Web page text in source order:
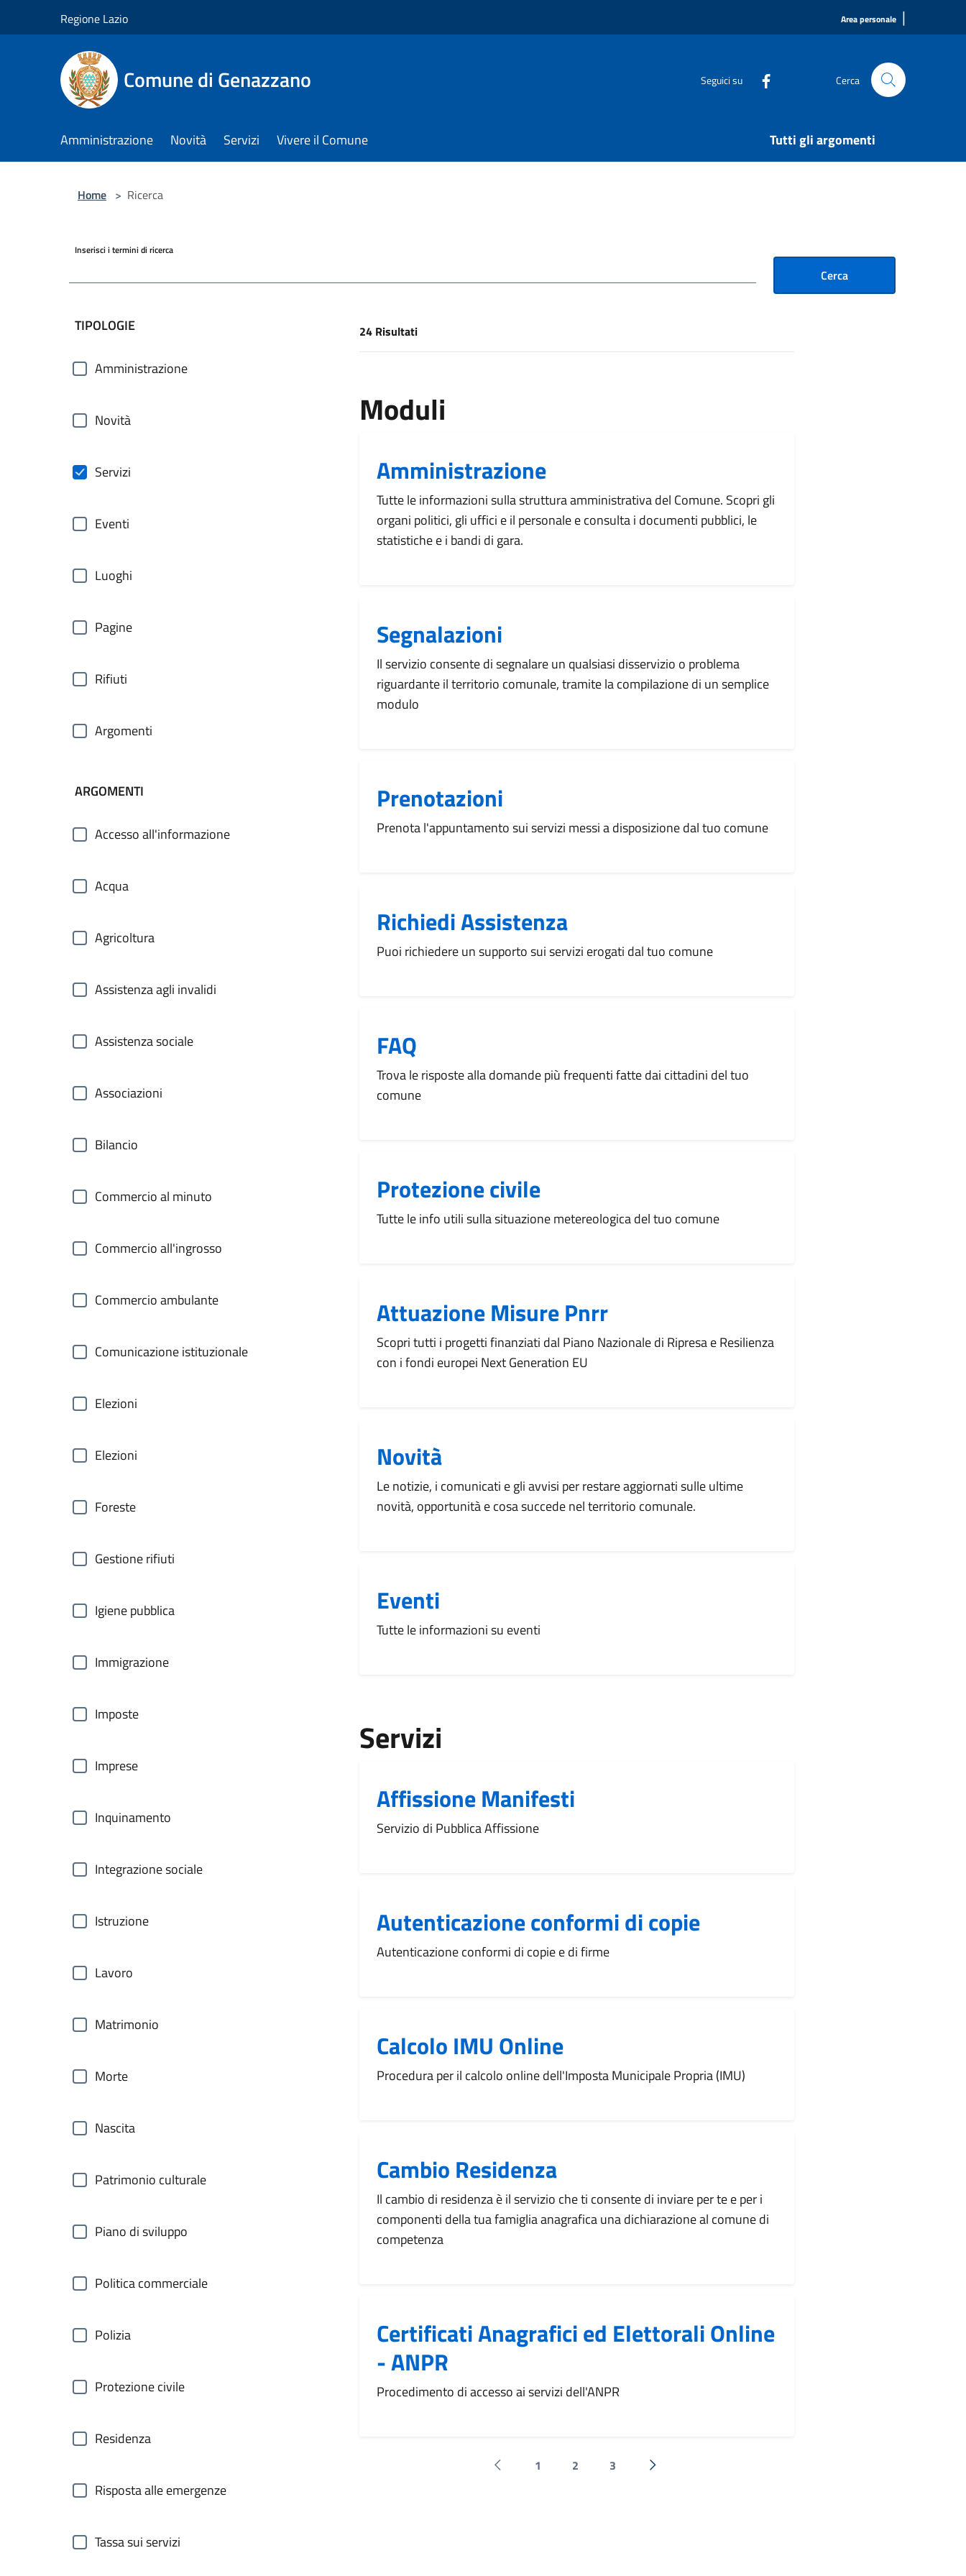
Regione Lazio Area personale |
Comune di Genazzano Seguici su Cerca
Amministrazione Novità Servizi Vivere il Comune Tutti gli argomenti
Home > Ricerca
Inserisci i termini di ricerca
Cerca
filtri da applicare
TIPOLOGIE
Amministrazione
Novità
Servizi
Eventi
Luoghi
Pagine
Rifiuti
Argomenti
ARGOMENTI
Accesso all'informazione
Acqua
Agricoltura
Assistenza agli invalidi
Assistenza sociale
Associazioni
Bilancio
Commercio al minuto
Commercio all'ingrosso
Commercio ambulante
Comunicazione istituzionale
Elezioni
Elezioni
Foreste
Gestione rifiuti
Igiene pubblica
Immigrazione
Imposte
Imprese
Inquinamento
Integrazione sociale
Istruzione
Lavoro
Matrimonio
Morte
Nascita
Patrimonio culturale
Piano di sviluppo
Politica commerciale
Polizia
Protezione civile
Residenza
Risposta alle emergenze
Tassa sui servizi
[results] Risultati
24 Risultati
Moduli
Amministrazione
Tutte le informazioni sulla struttura amministrativa del Comune. Scopri gli
organi politici, gli uffici e il personale e consulta i documenti pubblici, le
statistiche e i bandi di gara.
Segnalazioni
Il servizio consente di segnalare un qualsiasi disservizio o problema
riguardante il territorio comunale, tramite la compilazione di un semplice
modulo
Prenotazioni
Prenota l'appuntamento sui servizi messi a disposizione dal tuo comune
Richiedi Assistenza
Puoi richiedere un supporto sui servizi erogati dal tuo comune
FAQ
Trova le risposte alla domande più frequenti fatte dai cittadini del tuo
comune
Protezione civile
Tutte le info utili sulla situazione metereologica del tuo comune
Attuazione Misure Pnrr
Scopri tutti i progetti finanziati dal Piano Nazionale di Ripresa e Resilienza
con i fondi europei Next Generation EU
Novità
Le notizie, i comunicati e gli avvisi per restare aggiornati sulle ultime
novità, opportunità e cosa succede nel territorio comunale.
Eventi
Tutte le informazioni su eventi
Servizi
Affissione Manifesti
Servizio di Pubblica Affissione
Autenticazione conformi di copie
Autenticazione conformi di copie e di firme
Calcolo IMU Online
Procedura per il calcolo online dell'Imposta Municipale Propria (IMU)
Cambio Residenza
Il cambio di residenza è il servizio che ti consente di inviare per te e per i
componenti della tua famiglia anagrafica una dichiarazione al comune di
competenza
Certificati Anagrafici ed Elettorali Online
- ANPR
Procedimento di accesso ai servizi dell'ANPR
Pagina precedente
1 2 3
Successiva »